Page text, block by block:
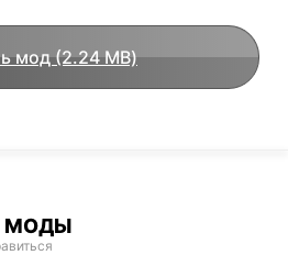
мод (2.24 MB)
МОДЫ